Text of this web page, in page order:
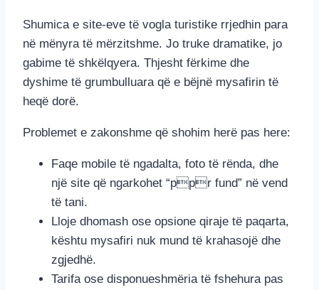
Shumica e site-eve të vogla turistike rrjedhin para
në mënyra të mërzitshme. Jo truke dramatike, jo
gabime të shkëlqyera. Thjesht fërkime dhe
dyshime të grumbulluara që e bëjnë mysafirin të
heqë dorë.
Problemet e zakonshme që shohim herë pas here:
Faqe mobile të ngadalta, foto të rënda, dhe
një site që ngarkohet “ppr fund” në vend
të tani.
Lloje dhomash ose opsione qiraje të paqarta,
kështu mysafiri nuk mund të krahasojë dhe
zgjedhë.
Tarifa ose disponueshmëria të fshehura pas